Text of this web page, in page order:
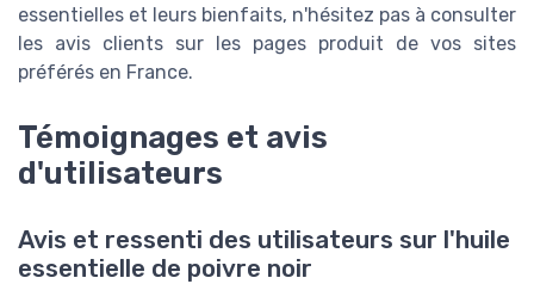
essentielles et leurs bienfaits, n'hésitez pas à consulter
les avis clients sur les pages produit de vos sites
préférés en France.
Témoignages et avis
d'utilisateurs
Avis et ressenti des utilisateurs sur l'huile
essentielle de poivre noir